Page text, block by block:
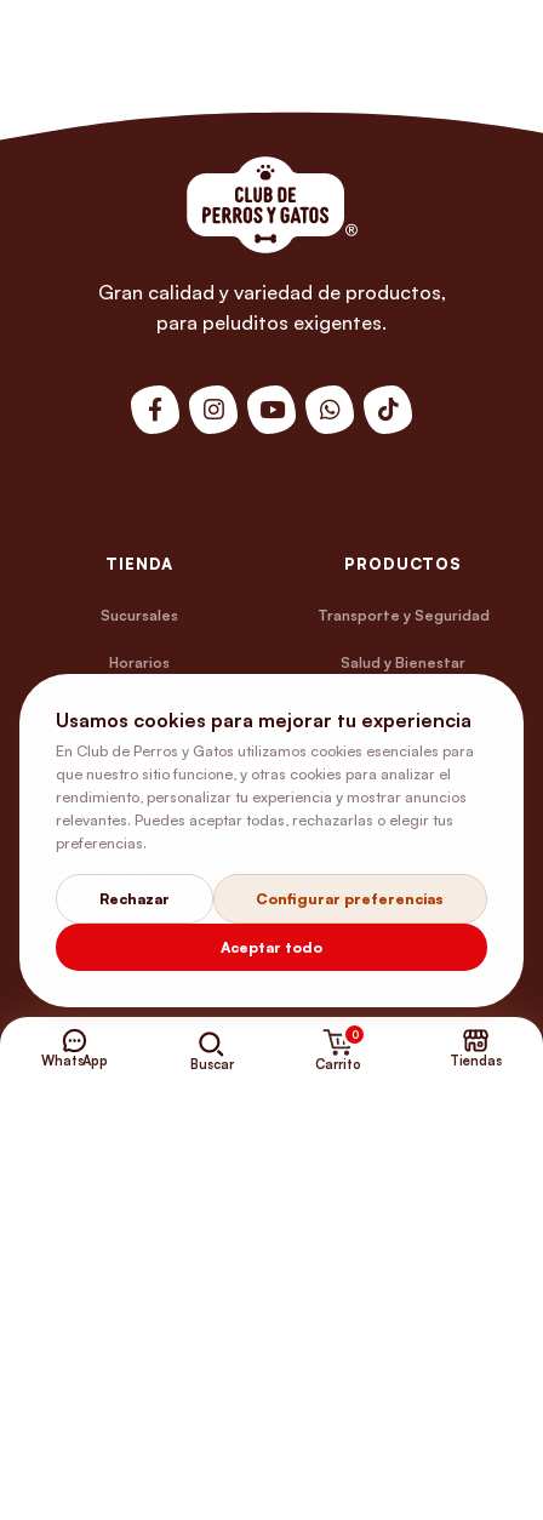
Gran calidad y variedad de productos,
para peluditos exigentes.
TIENDA
Sucursales
Horarios
Despachos y retiro
Términos y Condiciones
Política de Privacidad y Uso de
Cookies
Contacto y Ayuda
Medicamentos con receta
PRODUCTOS
Transporte y Seguridad
Salud y Bienestar
Vestuario y Accesorios
Platos y Bebederos
Camas y Estar
WhatsApp Buscar
0
Carrito Tiendas
Usamos cookies para mejorar tu experiencia
En Club de Perros y Gatos utilizamos cookies esenciales para
que nuestro sitio funcione, y otras cookies para analizar el
rendimiento, personalizar tu experiencia y mostrar anuncios
relevantes. Puedes aceptar todas, rechazarlas o elegir tus
preferencias.
Rechazar Configurar preferencias
Aceptar todo